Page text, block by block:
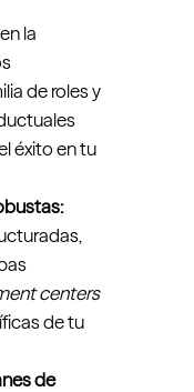
la
de roles y
éxito en tu
centers
de tu
de